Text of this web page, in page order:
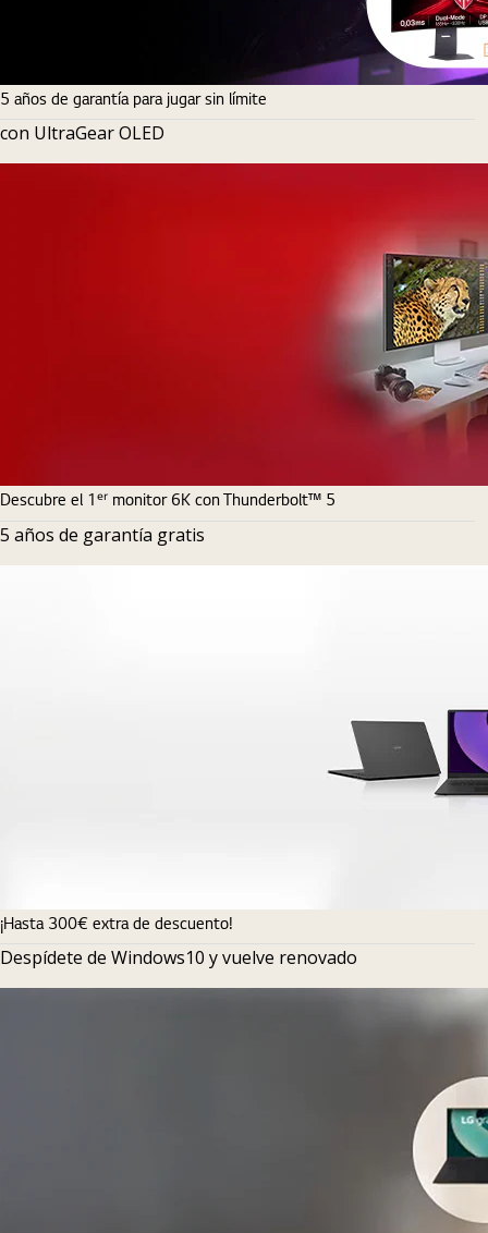
5 años de garantía para jugar sin límite
con UltraGear OLED
Descubre el 1ᵉʳ monitor 6K con Thunderbolt™ 5
5 años de garantía gratis
¡Hasta 300€ extra de descuento!
Despídete de Windows10 y vuelve renovado